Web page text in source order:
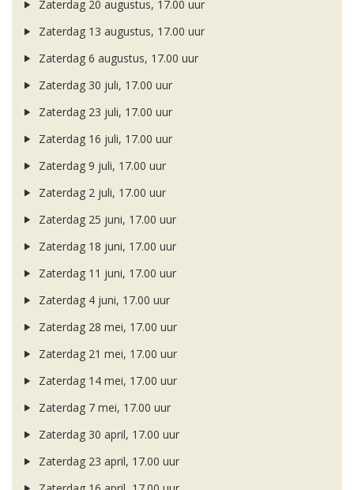
Zaterdag 20 augustus, 17.00 uur
Zaterdag 13 augustus, 17.00 uur
Zaterdag 6 augustus, 17.00 uur
Zaterdag 30 juli, 17.00 uur
Zaterdag 23 juli, 17.00 uur
Zaterdag 16 juli, 17.00 uur
Zaterdag 9 juli, 17.00 uur
Zaterdag 2 juli, 17.00 uur
Zaterdag 25 juni, 17.00 uur
Zaterdag 18 juni, 17.00 uur
Zaterdag 11 juni, 17.00 uur
Zaterdag 4 juni, 17.00 uur
Zaterdag 28 mei, 17.00 uur
Zaterdag 21 mei, 17.00 uur
Zaterdag 14 mei, 17.00 uur
Zaterdag 7 mei, 17.00 uur
Zaterdag 30 april, 17.00 uur
Zaterdag 23 april, 17.00 uur